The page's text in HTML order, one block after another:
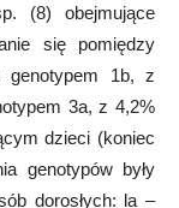
(8) obejmujące
się pomiędzy
genotypem 1b, z
3a, z 4,2%
dzieci (koniec
genotypów były
dorosłych: la –